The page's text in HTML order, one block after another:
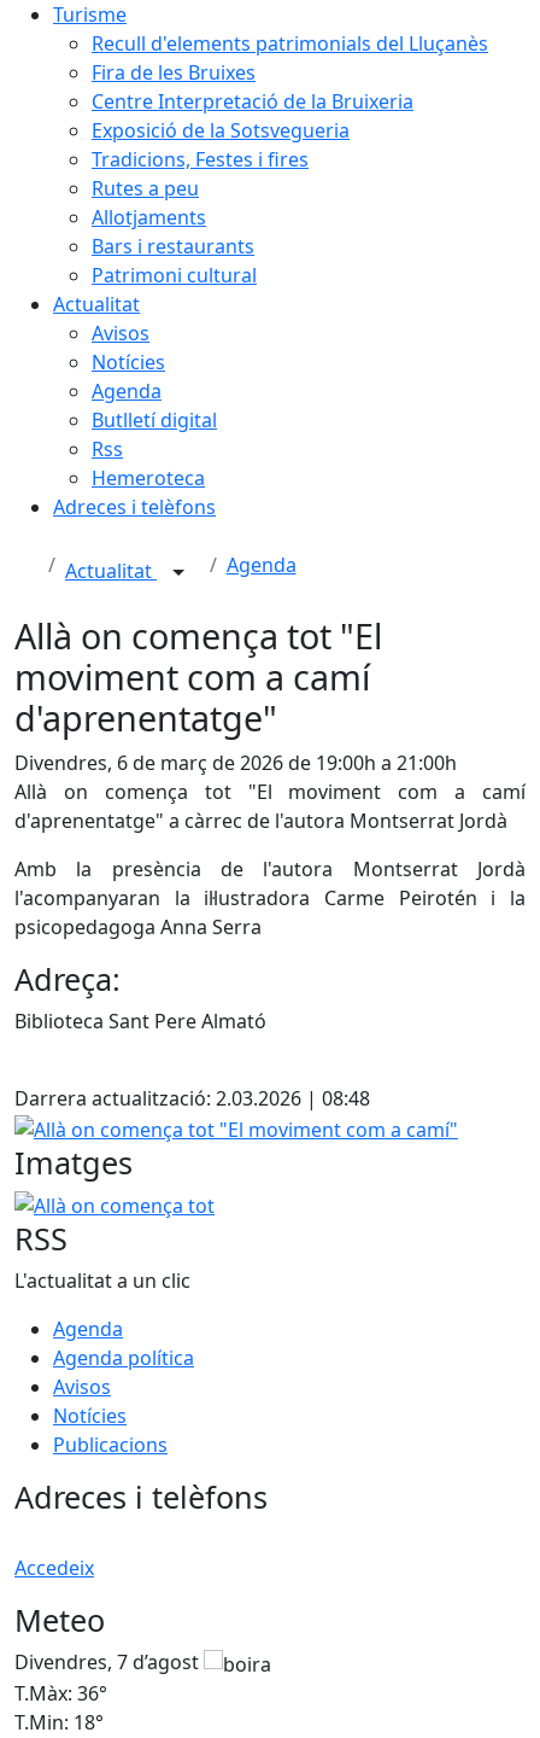
Turisme
Recull d'elements patrimonials del Lluçanès
Fira de les Bruixes
Centre Interpretació de la Bruixeria
Exposició de la Sotsvegueria
Tradicions, Festes i fires
Rutes a peu
Allotjaments
Bars i restaurants
Patrimoni cultural
Actualitat
Avisos
Notícies
Agenda
Butlletí digital
Rss
Hemeroteca
Adreces i telèfons
Actualitat Agenda
Allà on comença tot "El
moviment com a camí
d'aprenentatge"
Divendres, 6 de març de 2026 de 19:00h a 21:00h
Allà on comença tot "El moviment com a camí
d'aprenentatge" a càrrec de l'autora Montserrat Jordà
Amb la presència de l'autora Montserrat Jordà
l'acompanyaran la il·lustradora Carme Peirotén i la
psicopedagoga Anna Serra
Adreça:
Biblioteca Sant Pere Almató
Darrera actualització: 2.03.2026 | 08:48
Allà on comença tot "El moviment com a camí"
Imatges
Allà on comença tot "El moviment com a camí"
RSS
L'actualitat a un clic
Agenda
Agenda política
Avisos
Notícies
Publicacions
Adreces i telèfons
Accedeix
Meteo
Divendres, 7 d’agost
T.Màx: 36°
T.Min: 18°